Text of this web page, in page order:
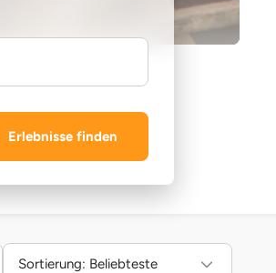
Erlebnisse finden
Sortierung: Beliebteste